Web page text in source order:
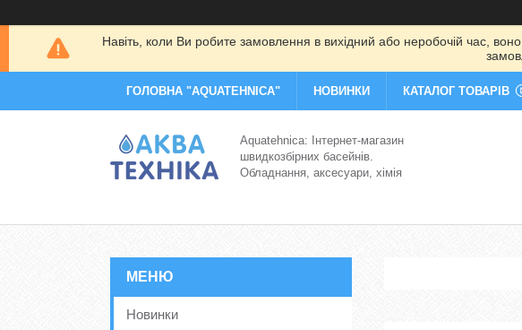
Навіть, коли Ви робите замовлення в вихідний або неробочій час,
ГОЛОВНА "AQUATEHNICA" НОВИНКИ КАТАЛОГ ТОВАРІВ
Aquatehnica: Інтернет-магазин
швидкозбірних басейнів.
Обладнання, аксесуари, хімія
Новинки